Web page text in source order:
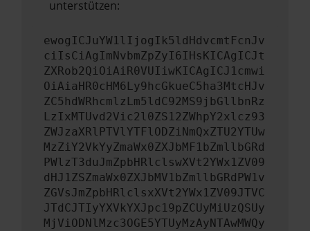
unterstützen:
ewogICJuYW1lIjogIk5ldHdvcmtFcnJv
ciIsCiAgImNvbmZpZyI6IHsKICAgICJt
ZXRob2QiOiAiR0VUIiwKICAgICJ1cmwi
OiAiaHR0cHM6Ly9hcGkueC5ha3MtcHJv
ZC5hdWRhcmlzLm5ldC92MS9jbGllbnRz
LzIxMTUvd2Vic2l0ZS12ZWhpY2xlcz93
ZWJzaXRlPTVlYTFlODZiNmQxZTU2YTUw
MzZiY2VkYyZmaWx0ZXJbMF1bZmllbGRd
PWlzT3duJmZpbHRlclswXVt2YWx1ZV09
dHJ1ZSZmaWx0ZXJbMV1bZmllbGRdPW1v
ZGVsJmZpbHRlclsxXVt2YWx1ZV09JTVC
JTdCJTIyYXVkYXJpc19pZCUyMiUzQSUy
MjViODNlMzc3OGE5YTUyMzAyNTAwMWQy